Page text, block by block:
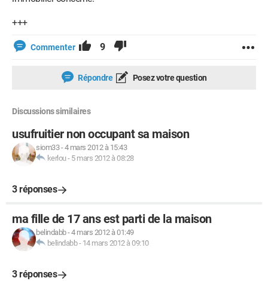
+++
Commenter 9
Répondre Posez votre question
Discussions similaires
usufruitier non occupant sa maison
siom33-4 mars 2012 à 15:43
kerlou- 5 mars 2012 à 08:28
3 réponses
ma fille de 17 ans est parti de la maison
belindabb-4 mars 2012 à 01:49
belindabb- 14 mars 2012 à 09:10
3 réponses